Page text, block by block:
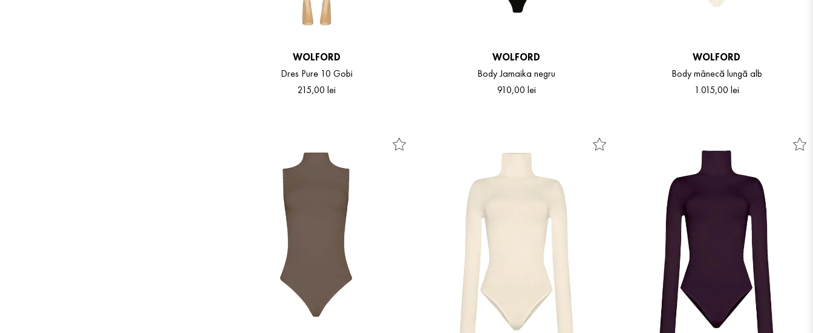
WOLFORD
Dres Pure 10 Gobi
215,00 lei
WOLFORD
Body Jamaika negru
910,00 lei
WOLFORD
Body mânecă lungă alb
1.015,00 lei